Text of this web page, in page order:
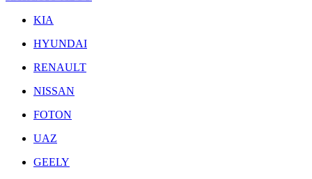
KIA
HYUNDAI
RENAULT
NISSAN
FOTON
UAZ
GEELY